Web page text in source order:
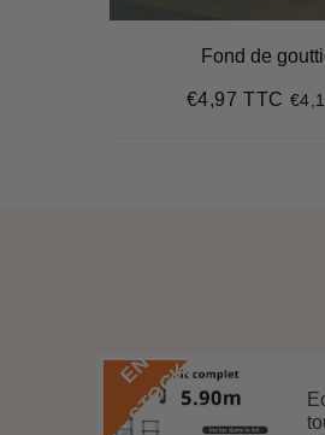
Fond de
Prix
€4,97 TTC
E
N
S
T
O
C
K